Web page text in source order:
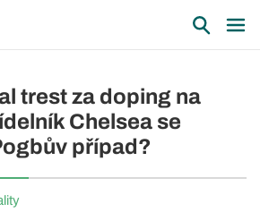
trest za doping na
Chelsea se
případ?